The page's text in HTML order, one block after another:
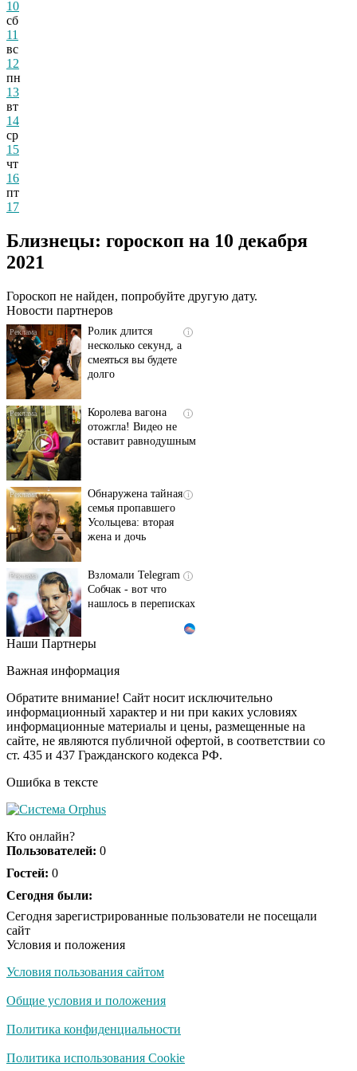
10
сб
11
вс
12
пн
13
вт
14
ср
15
чт
16
пт
17
Близнецы: гороскоп на 10 декабря
2021
Гороскоп не найден, попробуйте другую дату.
Новости партнеров
Скрытая камера на
Ролик длится
несколько секунд, а
смеяться вы будете
Королева вагона
отожгла! Видео не
оставит равнодушным
Обнаружена тайная
семья пропавшего
Усольцева: вторая
жена и дочь
Взломали Telegram
Собчак - вот что
Ролик длится пару
шоке от увиденного
i
Этот танец невесты
оставит вас без слов!
Пересмотрела 10 раз
Ржу не переставая, это
Какие товары
магазинов с 1 августа
Ролик из Омска: вы
Публичный удар
Наши Партнеры
Важная информация
Обратите внимание! Сайт носит исключительно
информационный характер и ни при каких условиях
информационные материалы и цены, размещенные на
сайте, не являются публичной офертой, в соответствии со
ст. 435 и 437 Гражданского кодекса РФ.
Ошибка в тексте
Кто онлайн?
Пользователей: 0
Гостей: 0
Сегодня были:
Сегодня зарегистрированные пользователи не посещали
сайт
Условия и положения
Условия пользования сайтом
Общие условия и положения
Политика конфиденциальности
Политика использования Cookie